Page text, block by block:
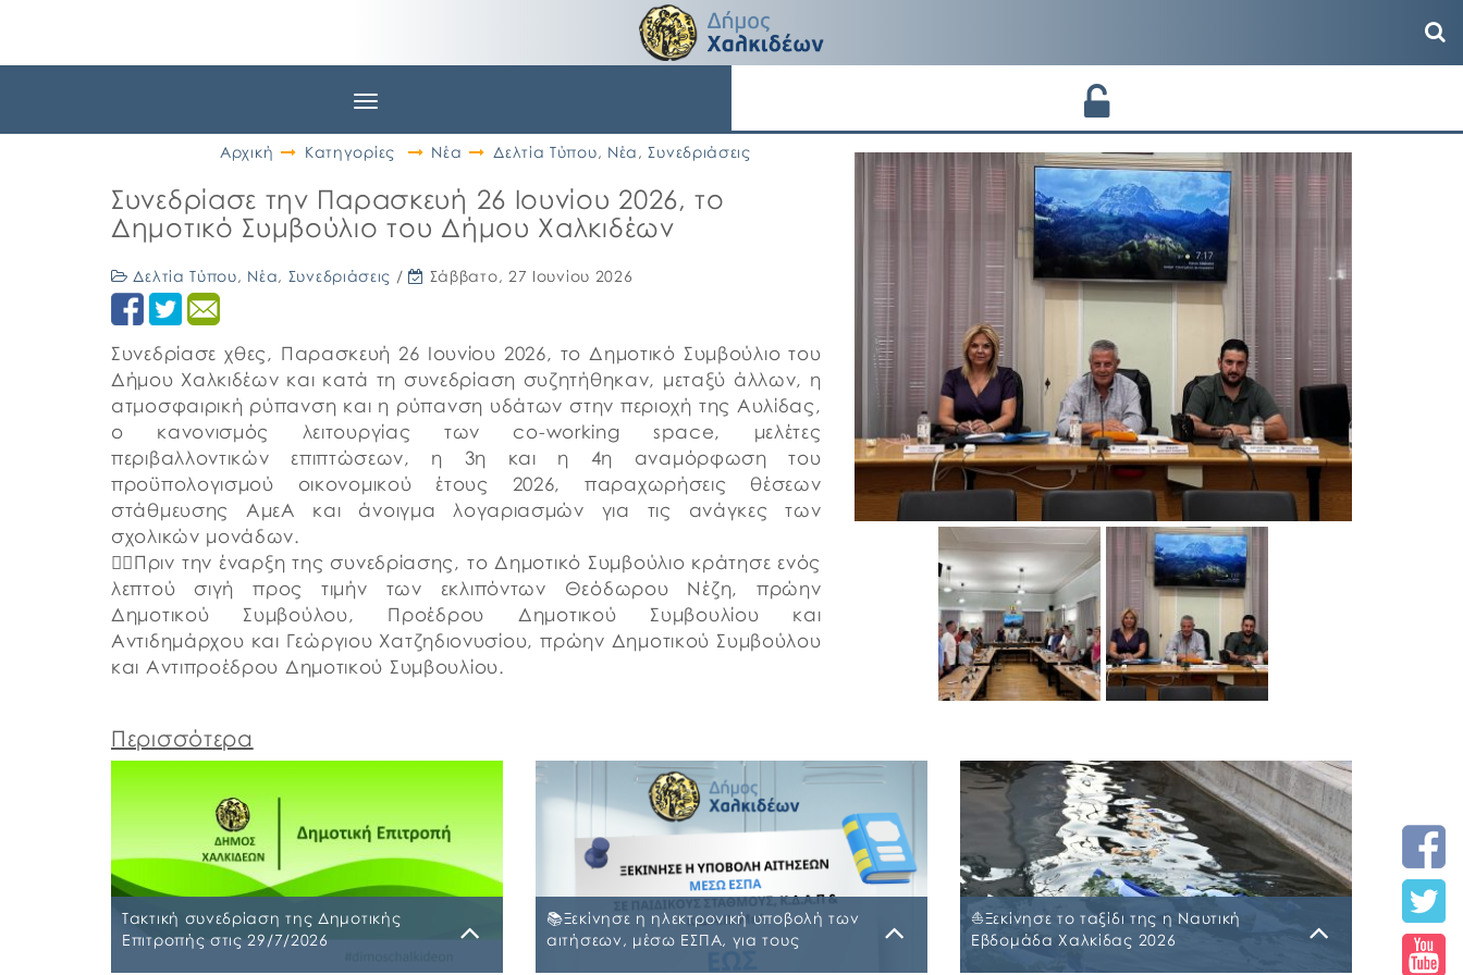
Toggle
Αρχική
Κατηγορίες Νέα Δελτία Τύπου, Νέα ,Συνεδριάσεις
Συνεδρίασε την Παρασκευή 26 Ιουνίου 2026, το
Δημοτικό Συμβούλιο του Δήμου Χαλκιδέων
Δελτία Τύπου, Νέα, Συνεδριάσεις / Σάββατο, 27 Ιουνίου 2026
Συνεδρίασε χθες, Παρασκευή 26 Ιουνίου 2026, το Δημοτικό Συμβούλιο του
Δήμου Χαλκιδέων και κατά τη συνεδρίαση συζητήθηκαν, μεταξύ άλλων, η
ατμοσφαιρική ρύπανση και η ρύπανση υδάτων στην περιοχή της Αυλίδας,
ο κανονισμός λειτουργίας των co-working space, μελέτες
περιβαλλοντικών επιπτώσεων, η 3η και η 4η αναμόρφωση του
προϋπολογισμού οικονομικού έτους 2026, παραχωρήσεις θέσεων
στάθμευσης ΑμεΑ και άνοιγμα λογαριασμών για τις ανάγκες των
σχολικών μονάδων.
👉🏼Πριν την έναρξη της συνεδρίασης, το Δημοτικό Συμβούλιο κράτησε ενός
λεπτού σιγή προς τιμήν των εκλιπόντων Θεόδωρου Νέζη, πρώην
Δημοτικού Συμβούλου, Προέδρου Δημοτικού Συμβουλίου και
Αντιδημάρχου και Γεώργιου Χατζηδιονυσίου, πρώην Δημοτικού Συμβούλου
και Αντιπροέδρου Δημοτικού Συμβουλίου.
Περισσότερα
Τακτική συνεδρίαση της Δημοτικής
Επιτροπής στις 29/7/2026
📚Ξεκίνησε η ηλεκτρονική υποβολή των
αιτήσεων, μέσω ΕΣΠΑ, για τους
⛵️Ξεκίνησε το ταξίδι της η Ναυτική
Εβδομάδα Χαλκίδας 2026